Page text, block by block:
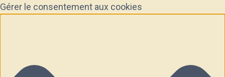
Gérer le consentement aux cookies